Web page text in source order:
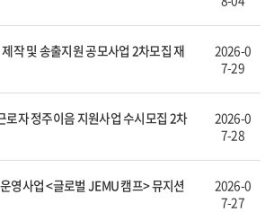
작 및 송출지원 공모사업 2차모집 재
2026-0
7-29
자 정주이음 지원사업 수시모집 2차
2026-0
7-28
영사업 <글로벌 JEMU 캠프> 뮤지션
2026-0
7-27